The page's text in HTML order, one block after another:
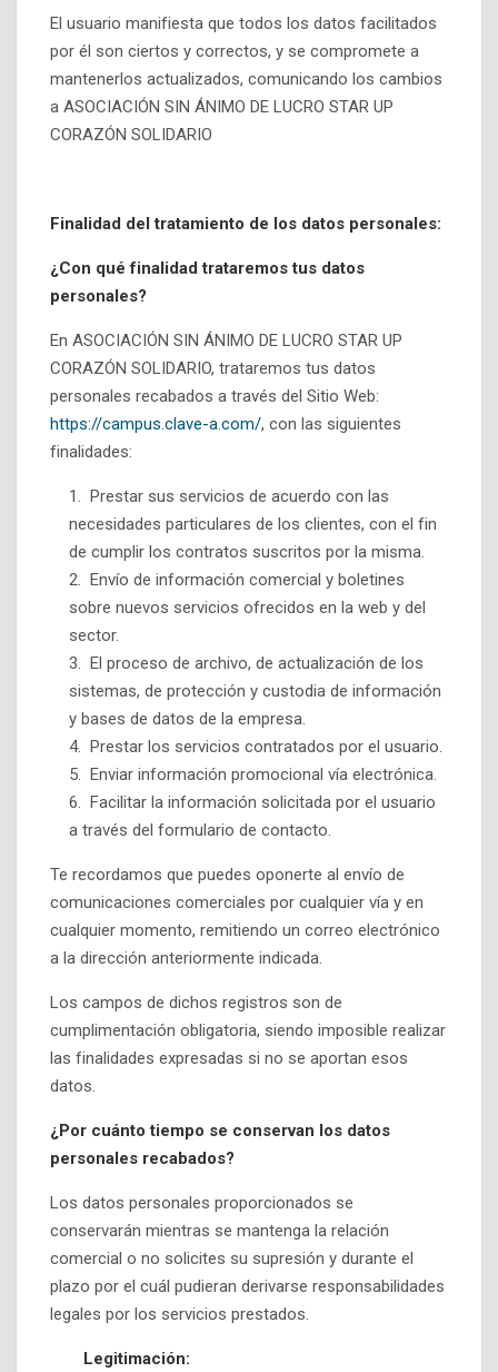
El usuario manifiesta que todos los datos facilitados
por él son ciertos y correctos, y se compromete a
mantenerlos actualizados, comunicando los cambios
a ASOCIACIÓN SIN ÁNIMO DE LUCRO STAR UP
CORAZÓN SOLIDARIO
Finalidad del tratamiento de los datos personales:
¿Con qué finalidad trataremos tus datos
personales?
En ASOCIACIÓN SIN ÁNIMO DE LUCRO STAR UP
CORAZÓN SOLIDARIO, trataremos tus datos
personales recabados a través del Sitio Web:
https://campus.clave-a.com/, con las siguientes
finalidades:
Prestar sus servicios de acuerdo con las
necesidades particulares de los clientes, con el fin
de cumplir los contratos suscritos por la misma.
Envío de información comercial y boletines
sobre nuevos servicios ofrecidos en la web y del
sector.
El proceso de archivo, de actualización de los
sistemas, de protección y custodia de información
y bases de datos de la empresa.
Prestar los servicios contratados por el usuario.
Enviar información promocional vía electrónica.
Facilitar la información solicitada por el usuario
a través del formulario de contacto.
Te recordamos que puedes oponerte al envío de
comunicaciones comerciales por cualquier vía y en
cualquier momento, remitiendo un correo electrónico
a la dirección anteriormente indicada.
Los campos de dichos registros son de
cumplimentación obligatoria, siendo imposible realizar
las finalidades expresadas si no se aportan esos
datos.
¿Por cuánto tiempo se conservan los datos
personales recabados?
Los datos personales proporcionados se
conservarán mientras se mantenga la relación
comercial o no solicites su supresión y durante el
plazo por el cuál pudieran derivarse responsabilidades
legales por los servicios prestados.
Legitimación: